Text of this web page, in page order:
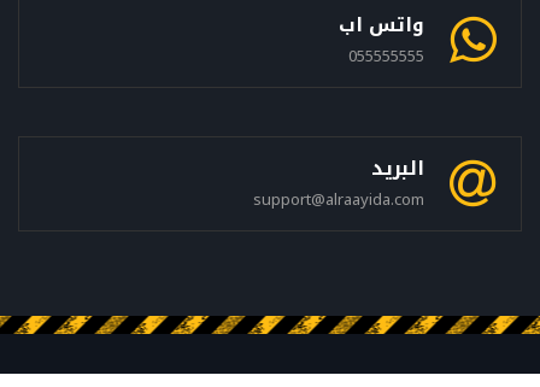
واتس اب
055555555
البريد
support@alraayida.com